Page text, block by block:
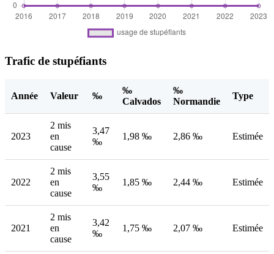
Trafic de stupéfiants
Année Valeur ‰
‰
Calvados
‰
Normandie
Type
2023
2 mis
en
cause
3,47
‰
1,98 ‰ 2,86 ‰ Estimée
2022
2 mis
en
cause
3,55
‰
1,85 ‰ 2,44 ‰ Estimée
2021
2 mis
en
cause
3,42
‰
1,75 ‰ 2,07 ‰ Estimée